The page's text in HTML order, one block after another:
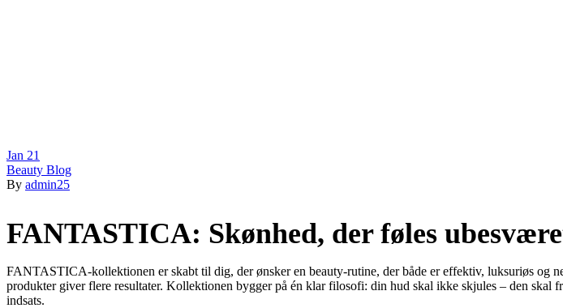
Jan 21
Beauty Blog
By admin25
FANTASTICA: Skønhed, der føles
FANTASTICA-kollektionen er skabt til dig, der ønsker en beauty-rutine, der både er effektiv, luksuriøs og
produkter giver flere resultater. Kollektionen bygger på én klar filosofi: din hud skal ikke skjules – den skal
indsats.